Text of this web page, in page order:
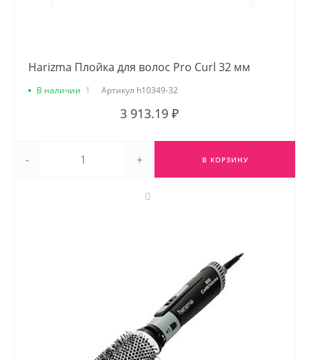
Harizma Плойка для волос Pro Curl 32 мм
В наличии 1 Артикул h10349-32
3 913.19 ₽
- + В КОРЗИНУ